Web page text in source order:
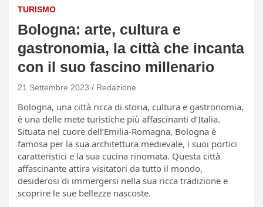
TURISMO
Bologna: arte, cultura e
gastronomia, la città che incanta
con il suo fascino millenario
21 Settembre 2023 Redazione
Bologna, una città ricca di storia, cultura e gastronomia,
è una delle mete turistiche più affascinanti d’Italia.
Situata nel cuore dell’Emilia-Romagna, Bologna è
famosa per la sua architettura medievale, i suoi portici
caratteristici e la sua cucina rinomata. Questa città
affascinante attira visitatori da tutto il mondo,
desiderosi di immergersi nella sua ricca tradizione e
scoprire le sue bellezze nascoste.